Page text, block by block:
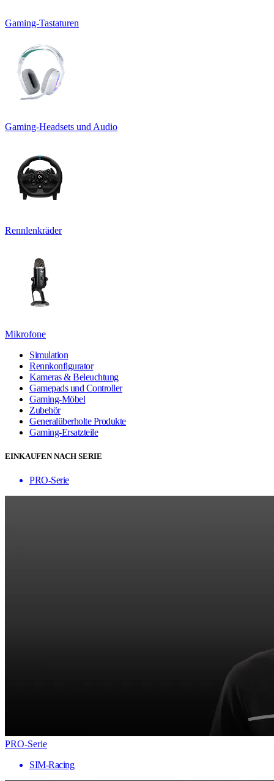
Gaming-Tastaturen
Gaming-Headsets und Audio
Rennlenkräder
Mikrofone
Simulation
Rennkonfigurator
Kameras & Beleuchtung
Gamepads und Controller
Gaming-Möbel
Zubehör
Generalüberholte Produkte
Gaming-Ersatzteile
EINKAUFEN NACH SERIE
PRO-Serie
PRO-Serie
SIM-Racing